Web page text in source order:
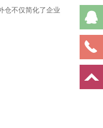
仓不仅简化了企业